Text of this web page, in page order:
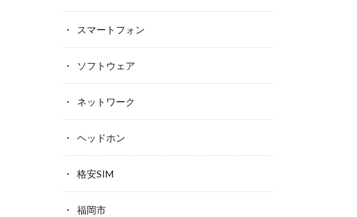
スマートフォン
ソフトウェア
ネットワーク
ヘッドホン
格安SIM
福岡市